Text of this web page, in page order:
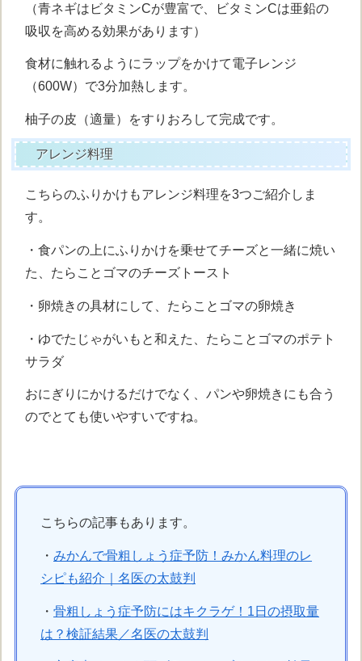
（青ネギはビタミンCが豊富で、ビタミンCは亜鉛の
吸収を高める効果があります）
食材に触れるようにラップをかけて電子レンジ
（600W）で3分加熱します。
柚子の皮（適量）をすりおろして完成です。
アレンジ料理
こちらのふりかけもアレンジ料理を3つご紹介しま
す。
・食パンの上にふりかけを乗せてチーズと一緒に焼い
た、たらことゴマのチーズトースト
・卵焼きの具材にして、たらことゴマの卵焼き
・ゆでたじゃがいもと和えた、たらことゴマのポテト
サラダ
おにぎりにかけるだけでなく、パンや卵焼きにも合う
のでとても使いやすいですね。
こちらの記事もあります。
・みかんで骨粗しょう症予防！みかん料理のレ
シピも紹介｜名医の太鼓判
・骨粗しょう症予防にはキクラゲ！1日の摂取量
は？検証結果／名医の太鼓判